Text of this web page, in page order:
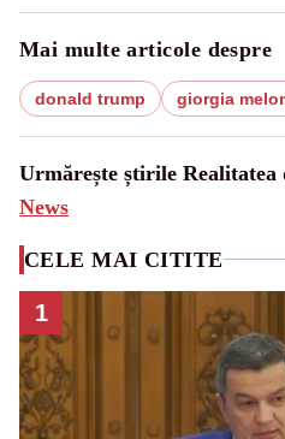
Mai multe articole despre
donald trump giorgia
Urmărește știrile Realitatea
News
CELE MAI CITITE
1